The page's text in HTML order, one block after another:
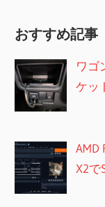
おすすめ記事
ワゴ
ケッ
AMD
X2で